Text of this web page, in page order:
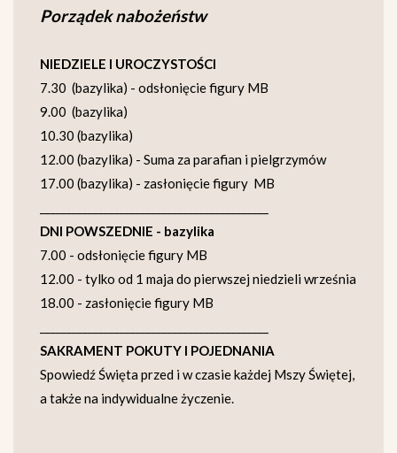
Porządek nabożeństw
NIEDZIELE I UROCZYSTOŚCI
7.30 (bazylika) - odsłonięcie figury MB
9.00 (bazylika)
10.30 (bazylika)
12.00 (bazylika) - Suma za parafian i pielgrzymów
17.00 (bazylika) - zasłonięcie figury MB
DNI POWSZEDNIE - bazylika
7.00 - odsłonięcie figury MB
12.00 - tylko od 1 maja do pierwszej niedzieli września
18.00 - zasłonięcie figury MB
SAKRAMENT POKUTY I POJEDNANIA
Spowiedź Święta przed i w czasie każdej Mszy Świętej,
a także na indywidualne życzenie.